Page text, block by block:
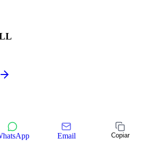
Email Copiar